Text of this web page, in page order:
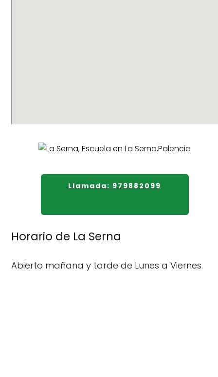
Llamada: 979882099
Horario de La Serna
Abierto mañana y tarde de Lunes a Viernes.